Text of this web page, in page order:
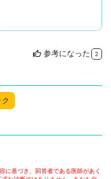
thumb_up 参考になった 2
に基づき、回答者である医師があく